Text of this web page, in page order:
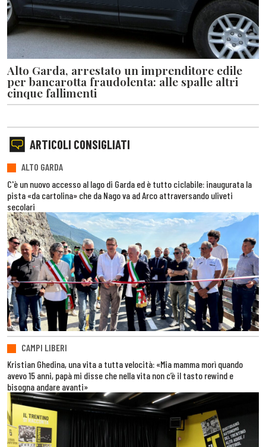
Alto Garda, arrestato un imprenditore edile
per bancarotta fraudolenta: alle spalle altri
cinque fallimenti
ARTICOLI CONSIGLIATI
ALTO GARDA
C'è un nuovo accesso al lago di Garda ed è tutto ciclabile: inaugurata la
pista «da cartolina» che da Nago va ad Arco attraversando uliveti
secolari
CAMPI LIBERI
Kristian Ghedina, una vita a tutta velocità: «Mia mamma morì quando
avevo 15 anni, papà mi disse che nella vita non c’è il tasto rewind e
bisogna andare avanti»